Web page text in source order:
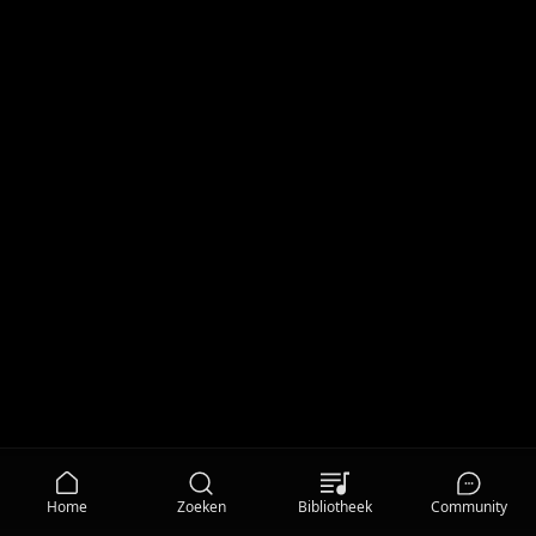
Home Zoeken Bibliotheek Community